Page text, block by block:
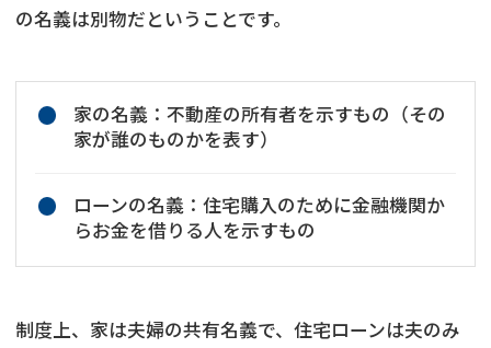
の名義は別物だということです。
家の名義：不動産の所有者を示すもの（その
家が誰のものかを表す）
ローンの名義：住宅購入のために金融機関か
らお金を借りる人を示すもの
制度上、家は夫婦の共有名義で、住宅ローンは夫のみ